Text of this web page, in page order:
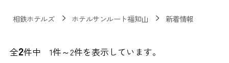
相鉄ホテルズ ホテルサンルート福知山 新着情報
全2件中 1件～2件を表示しています。